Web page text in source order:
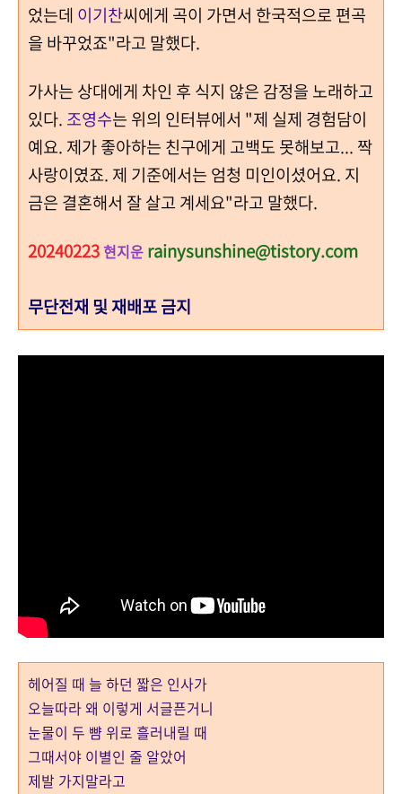
었는데 이기찬씨에게 곡이 가면서 한국적으로 편곡
을 바꾸었죠"라고 말했다.
가사는 상대에게 차인 후 식지 않은 감정을 노래하고
있다. 조영수는 위의 인터뷰에서 "제 실제 경험담이
예요. 제가 좋아하는 친구에게 고백도 못해보고... 짝
사랑이였죠. 제 기준에서는 엄청 미인이셨어요. 지
금은 결혼해서 잘 살고 계세요"라고 말했다.
20240223 현지운 rainysunshine@tistory.com
무단전재 및 재배포 금지
헤어질 때 늘 하던 짧은 인사가
오늘따라 왜 이렇게 서글픈거니
눈물이 두 뺨 위로 흘러내릴 때
그때서야 이별인 줄 알았어
제발 가지말라고